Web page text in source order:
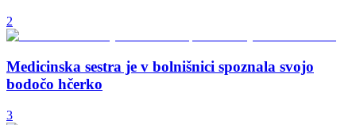
2
Medicinska sestra je v bolnišnici spoznala svojo
bodočo hčerko
3